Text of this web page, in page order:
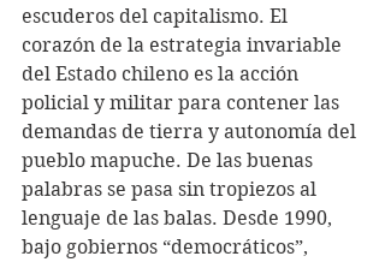
escuderos del capitalismo. El
corazón de la estrategia invariable
del Estado chileno es la acción
policial y militar para contener las
demandas de tierra y autonomía del
pueblo mapuche. De las buenas
palabras se pasa sin tropiezos al
lenguaje de las balas. Desde 1990,
bajo gobiernos “democráticos”,